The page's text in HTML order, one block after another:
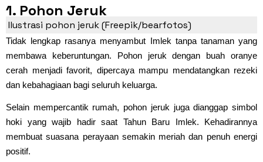
1. Pohon Jeruk
Ilustrasi pohon jeruk (Freepik/bearfotos)
Tidak lengkap rasanya menyambut Imlek tanpa tanaman yang
membawa keberuntungan. Pohon jeruk dengan buah oranye
cerah menjadi favorit, dipercaya mampu mendatangkan rezeki
dan kebahagiaan bagi seluruh keluarga.
Selain mempercantik rumah, pohon jeruk juga dianggap simbol
hoki yang wajib hadir saat Tahun Baru Imlek. Kehadirannya
membuat suasana perayaan semakin meriah dan penuh energi
positif.